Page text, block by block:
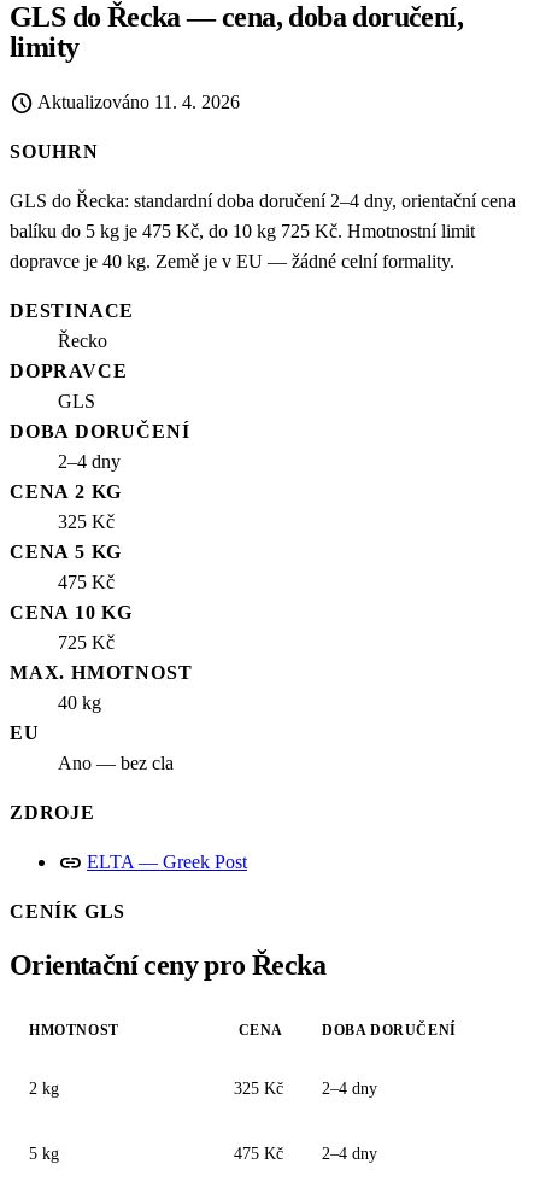
GLS do Řecka — cena, doba doručení,
limity
schedule Aktualizováno 11. 4. 2026
SOUHRN
GLS do Řecka: standardní doba doručení 2–4 dny, orientační cena
balíku do 5 kg je 475 Kč, do 10 kg 725 Kč. Hmotnostní limit
dopravce je 40 kg. Země je v EU — žádné celní formality.
DESTINACE
Řecko
DOPRAVCE
GLS
DOBA DORUČENÍ
2–4 dny
CENA 2 KG
325 Kč
CENA 5 KG
475 Kč
CENA 10 KG
725 Kč
MAX. HMOTNOST
40 kg
EU
Ano — bez cla
ZDROJE
link ELTA — Greek Post
CENÍK GLS
Orientační ceny pro Řecka
HMOTNOST CENA DOBA DORUČENÍ
2 kg 325 Kč 2–4 dny
5 kg 475 Kč 2–4 dny